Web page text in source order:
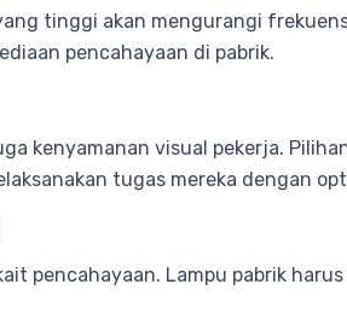
tinggi akan mengurangi
pencahayaan di pabrik.
kenyamanan visual pekerja.
tugas mereka dengan
pencahayaan. Lampu pabrik